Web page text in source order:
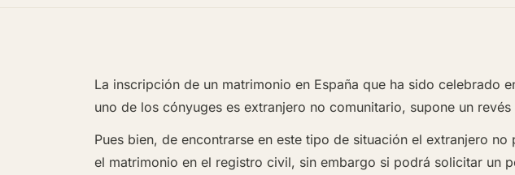
La inscripción de un matrimonio en España que ha sido celebrado
uno de los cónyuges es extranjero no comunitario, supone un
Pues bien, de encontrarse en este tipo de situación el extranjero
el matrimonio en el registro civil, sin embargo si podrá solicitar un